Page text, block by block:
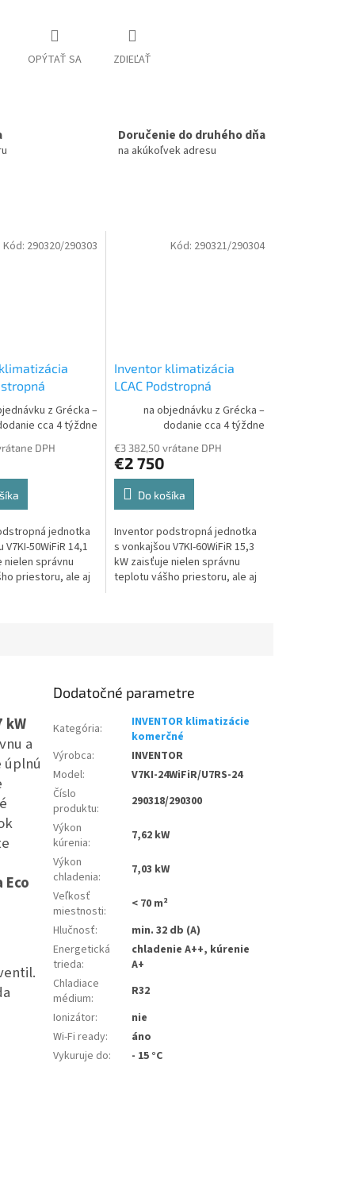
OPÝTAŤ SA ZDIEĽAŤ
Doručenie do druhého dňa
na akúkoľvek adresu
vonkajšou
14,1 kW /
LCAC
z Grécka –
cca 4 týždne
DPH
jednotka
50WiFiR 14,1
nielen správnu
priestoru, ale aj
Kód: 290320/290303
Inventor klimatizácia
LCAC Podstropná
jednotka s vonkajšou
V7KI-60WiFiR 15,3 kW /
vnútorná jednotka LCAC
na objednávku z Grécka –
dodanie cca 4 týždne
€3 382,50 vrátane DPH
€2 750
Do košíka
Inventor podstropná jednotka
s vonkajšou V7KI-60WiFiR 15,3
kW zaisťuje nielen správnu
teplotu vášho priestoru, ale aj
Kód: 290321/290304
kW
a
Eco
Dodatočné parametre
Kategória:
INVENTOR klimatizácie
komerčné
Výrobca:
INVENTOR
Model:
V7KI-24WiFiR/U7RS-24
Číslo
produktu:
290318/290300
Výkon
kúrenia:
7,62 kW
Výkon
chladenia:
7,03 kW
Veľkosť
miestnosti:
< 70 m²
Hlučnosť:
min. 32 db (A)
Energetická
trieda:
chladenie A++, kúrenie
A+
Chladiace
médium:
R32
Ionizátor:
nie
Wi-Fi ready:
áno
Vykuruje do: - 15 °C